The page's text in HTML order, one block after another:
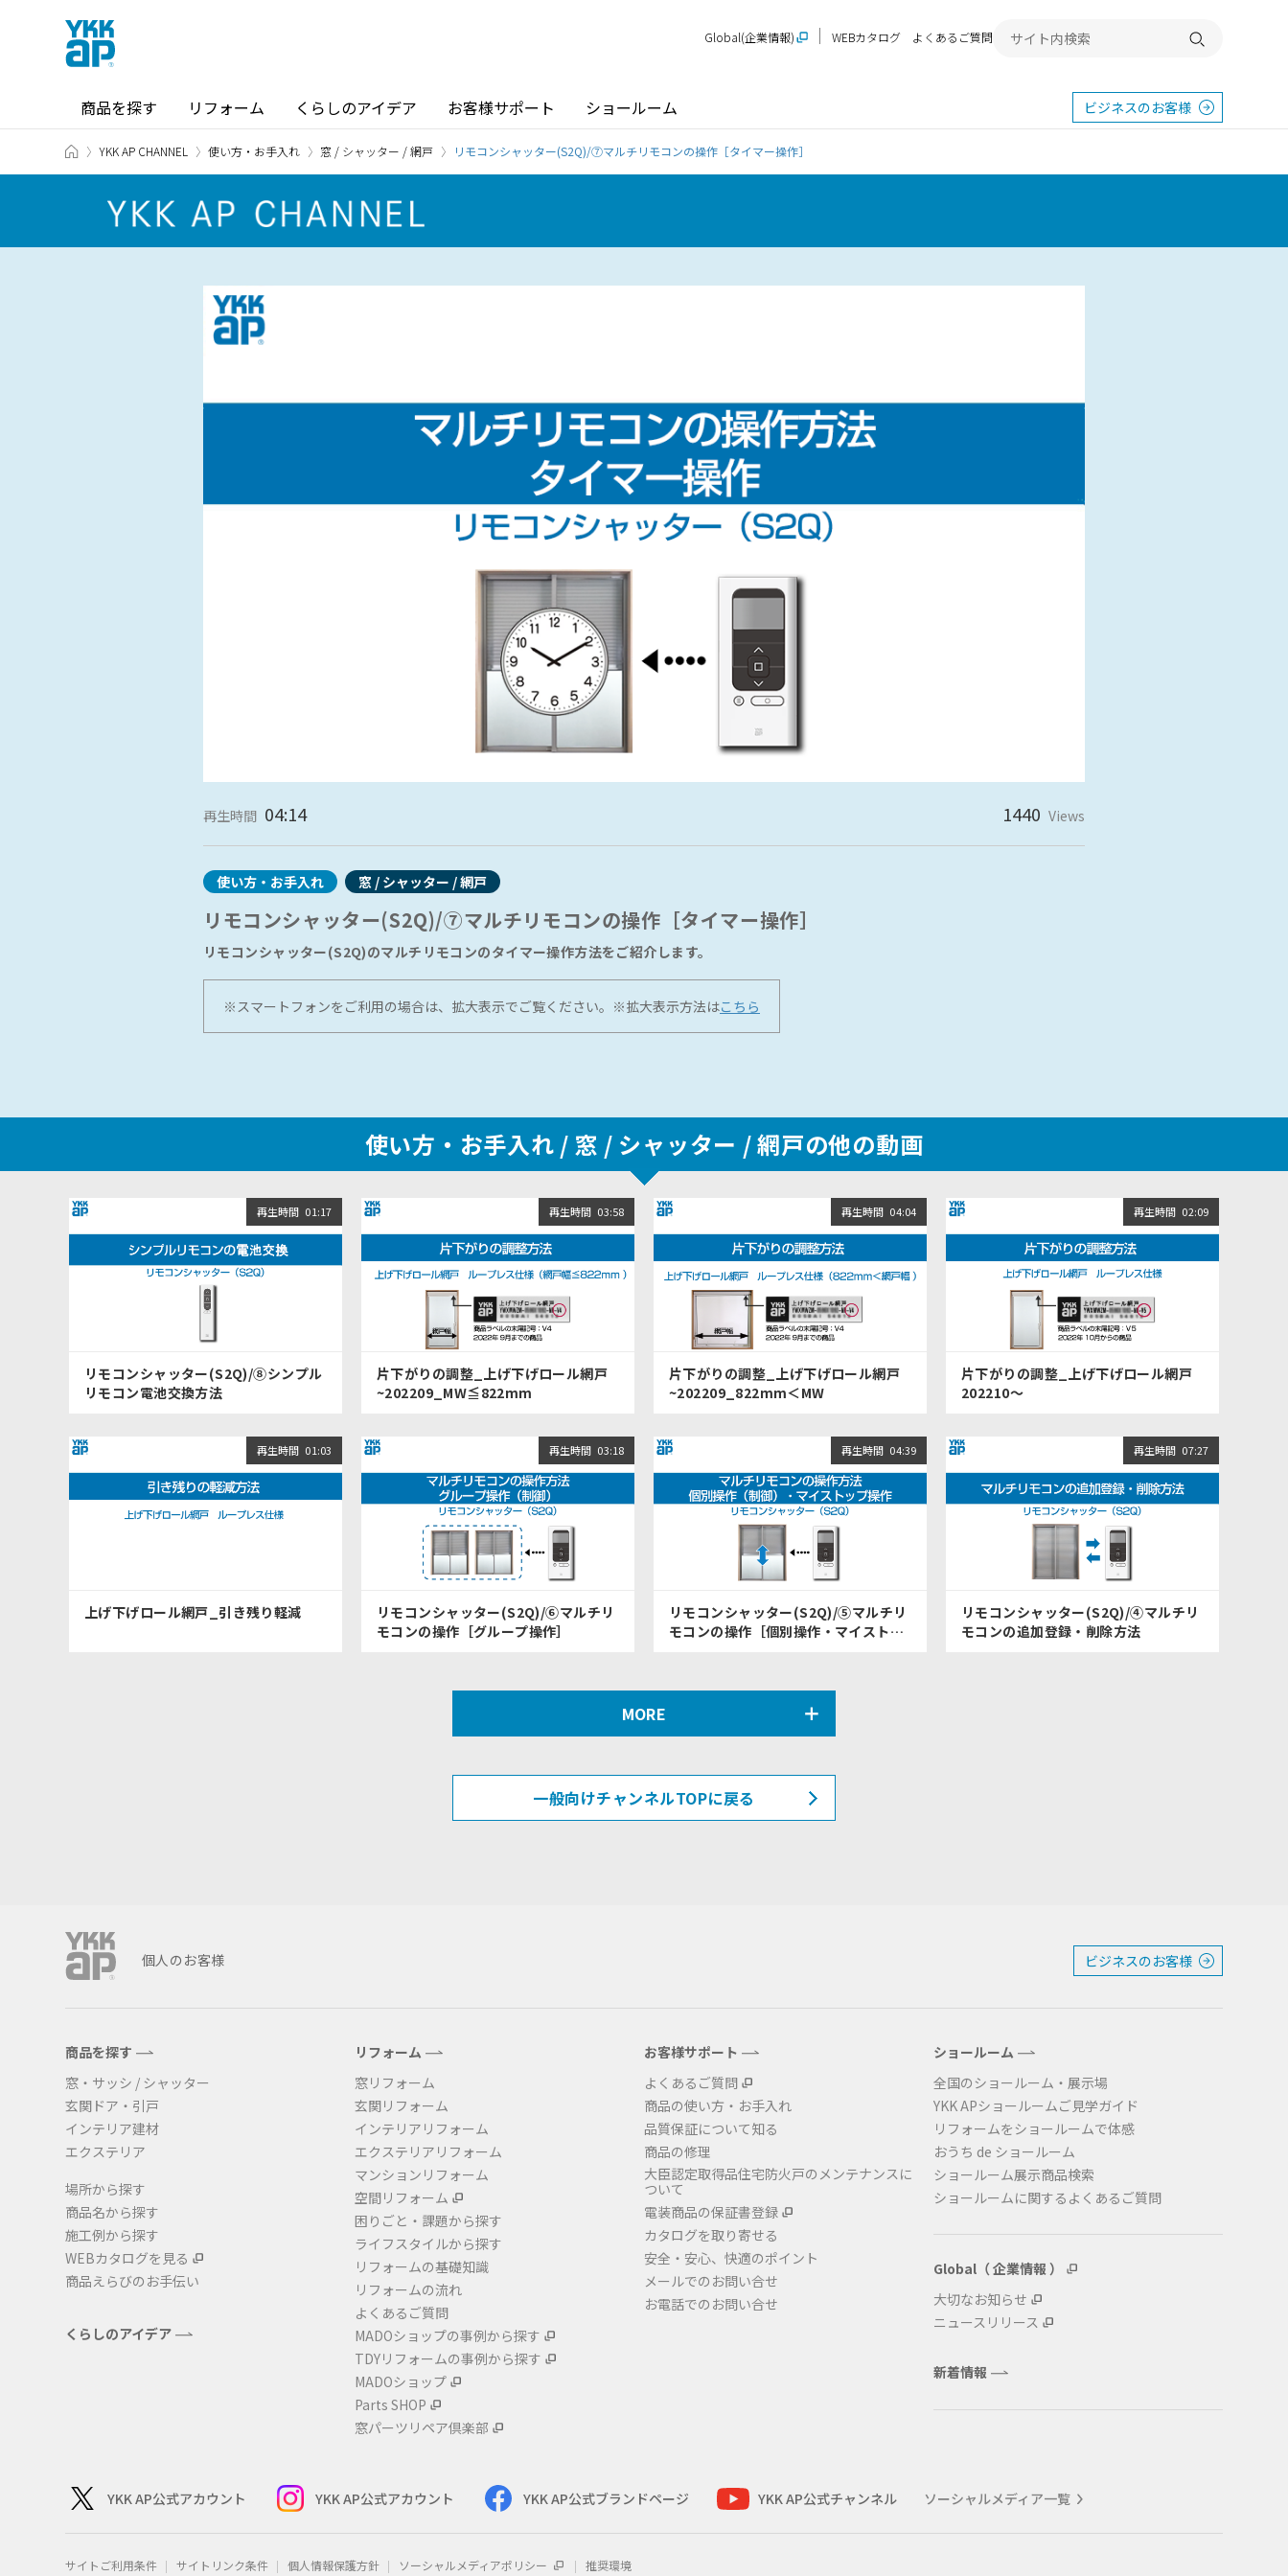
商品を探す
商品を探す TOP
窓・サッシ / シャッター
商品えらびのお手伝い
リフォーム くらしのアイデア お客様サポート ショールーム
ショールーム TOP
北陸
金沢 SR 富山 PR 福井 PR
近畿
大阪 SR
高松 SR 愛媛 PR
ショールームに関するよくあるご質問
ビジネスのお客様
Global(企業情報) WEBカタログ よくあるご質問 検索する
TOP YKK AP CHANNEL 使い方・お手入れ 窓 / シャッター / 網戸 リモコンシャッター(S2Q)/⑦マルチリモコンの操作［タイマー操作］
再生時間 04:14 1440 Views
使い方・お手入れ 窓 / シャッター / 網戸
リモコンシャッター(S2Q)/⑦マルチリモコンの操作［タイマー操作］
リモコンシャッター(S2Q)のマルチリモコンのタイマー操作方法をご紹介します。
※スマートフォンをご利用の場合は、拡大表示でご覧ください。※拡大表示方法はこちら
使い方・お手入れ / 窓 / シャッター / 網戸の他の動画
リモコンシャッター(S2Q)/⑧シンプル
リモコン電池交換方法
再生時間 01:17
片下がりの調整_上げ下げロール網戸
~202209_MW≦822mm
再生時間 03:58
片下がりの調整_上げ下げロール網戸
~202209_822mm＜MW
再生時間 04:04
片下がりの調整_上げ下げロール網戸
202210～
再生時間 02:09
上げ下げロール網戸_引き残り軽減
再生時間 01:03
リモコンシャッター(S2Q)/⑥マルチリ
モコンの操作［グループ操作］
再生時間 03:18
リモコンシャッター(S2Q)/⑤マルチリ
モコンの操作［個別操作・マイストッ
再生時間 04:39
リモコンシャッター(S2Q)/④マルチリ
モコンの追加登録・削除方法
再生時間 07:27
MORE
一般向けチャンネルTOPに戻る
個人のお客様 ビジネスのお客様
商品を探す
窓・サッシ / シャッター
玄関ドア・引戸
インテリア建材
エクステリア
場所から探す
商品名から探す
施工例から探す
WEBカタログを見る
商品えらびのお手伝い
くらしのアイデア
リフォーム
窓リフォーム
玄関リフォーム
インテリアリフォーム
エクステリアリフォーム
マンションリフォーム
空間リフォーム
困りごと・課題から探す
ライフスタイルから探す
リフォームの基礎知識
リフォームの流れ
よくあるご質問
MADOショップの事例から探す
TDYリフォームの事例から探す
MADOショップ
Parts SHOP
窓パーツリペア倶楽部
お客様サポート
よくあるご質問
商品の使い方・お手入れ
品質保証について知る
商品の修理
大臣認定取得品住宅防火戸のメンテナンスに
ついて
電装商品の保証書登録
カタログを取り寄せる
安全・安心、快適のポイント
メールでのお問い合せ
お電話でのお問い合せ
ショールーム
全国のショールーム・展示場
YKK APショールームご見学ガイド
リフォームをショールームで体感
おうち de ショールーム
ショールーム展示商品検索
ショールームに関するよくあるご質問
Global（ 企業情報 ）
大切なお知らせ
ニュースリリース
新着情報
YKK AP公式アカウント YKK AP公式アカウント YKK AP公式ブランドページ YKK AP公式チャンネル ソーシャルメディア一覧
サイトご利用条件 サイトリンク条件 個人情報保護方針 ソーシャルメディアポリシー 推奨環境